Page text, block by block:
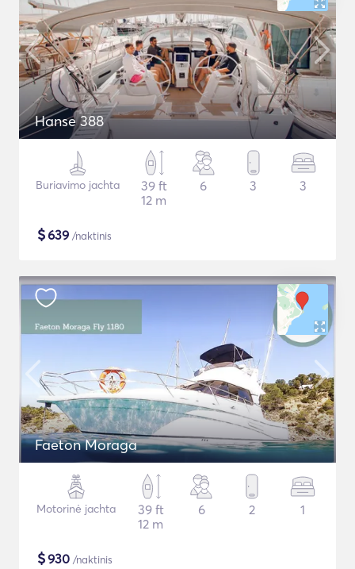
Hanse 388
Buriavimo jachta
39 ft
12 m
6 3 3
$639 /naktinis
Faeton Moraga
Motorinė jachta
39 ft
12 m
6 2 1
$930 /naktinis